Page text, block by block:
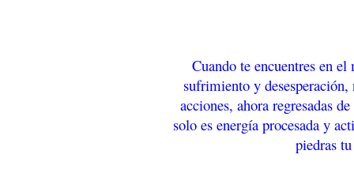
Cuando te encuentres en
sufrimiento y
acciones, ahora regresadas
solo es energía procesada y
piedras